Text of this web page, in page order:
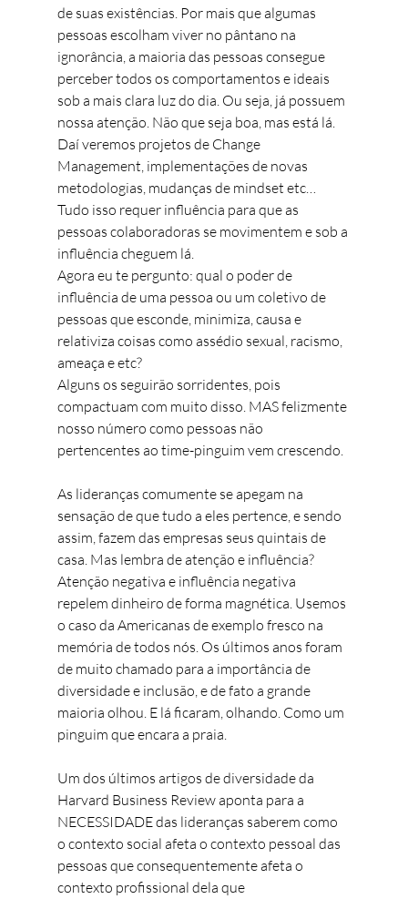
de suas existências. Por mais que algumas
pessoas escolham viver no pântano na
ignorância, a maioria das pessoas consegue
perceber todos os comportamentos e ideais
sob a mais clara luz do dia. Ou seja, já possuem
nossa atenção. Não que seja boa, mas está lá.
Daí veremos projetos de Change
Management, implementações de novas
metodologias, mudanças de mindset etc…
Tudo isso requer influência para que as
pessoas colaboradoras se movimentem e sob a
influência cheguem lá.
Agora eu te pergunto: qual o poder de
influência de uma pessoa ou um coletivo de
pessoas que esconde, minimiza, causa e
relativiza coisas como assédio sexual, racismo,
ameaça e etc?
Alguns os seguirão sorridentes, pois
compactuam com muito disso. MAS felizmente
nosso número como pessoas não
pertencentes ao time-pinguim vem crescendo.
As lideranças comumente se apegam na
sensação de que tudo a eles pertence, e sendo
assim, fazem das empresas seus quintais de
casa. Mas lembra de atenção e influência?
Atenção negativa e influência negativa
repelem dinheiro de forma magnética. Usemos
o caso da Americanas de exemplo fresco na
memória de todos nós. Os últimos anos foram
de muito chamado para a importância de
diversidade e inclusão, e de fato a grande
maioria olhou. E lá ficaram, olhando. Como um
pinguim que encara a praia.
Um dos últimos artigos de diversidade da
Harvard Business Review aponta para a
NECESSIDADE das lideranças saberem como
o contexto social afeta o contexto pessoal das
pessoas que consequentemente afeta o
contexto profissional dela que